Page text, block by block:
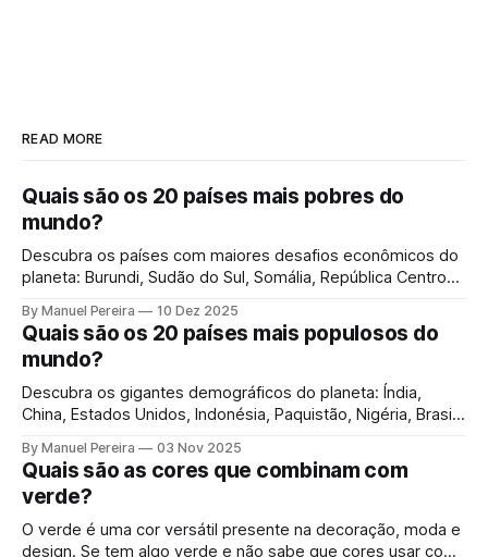
READ MORE
Quais são os 20 países mais pobres do
mundo?
Descubra os países com maiores desafios econômicos do
planeta: Burundi, Sudão do Sul, Somália, República Centro-
Níger, Malawi, Libéria e Chade, que enfrentam extrema
pobreza e desafios humanitários sem precedentes.
By Manuel Pereira 10 Dez 2025
Quais são os 20 países mais populosos do
mundo?
Descubra os gigantes demográficos do planeta: Índia,
China, Estados Unidos, Indonésia, Paquistão, Nigéria, Brasil,
em conjunto, representam 70% da população mundial.
By Manuel Pereira 03 Nov 2025
Quais são as cores que combinam com
verde?
O verde é uma cor versátil presente na decoração, moda e
design. Se tem algo verde e não sabe que cores usar com